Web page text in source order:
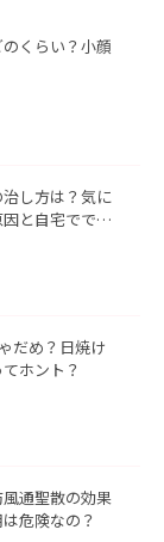
くらい？小顔
治し方は？気に
と自宅ででき
だめ？日焼け
ホント？
風通聖散の効果
危険なの？